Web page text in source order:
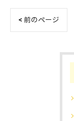
< 前のページ